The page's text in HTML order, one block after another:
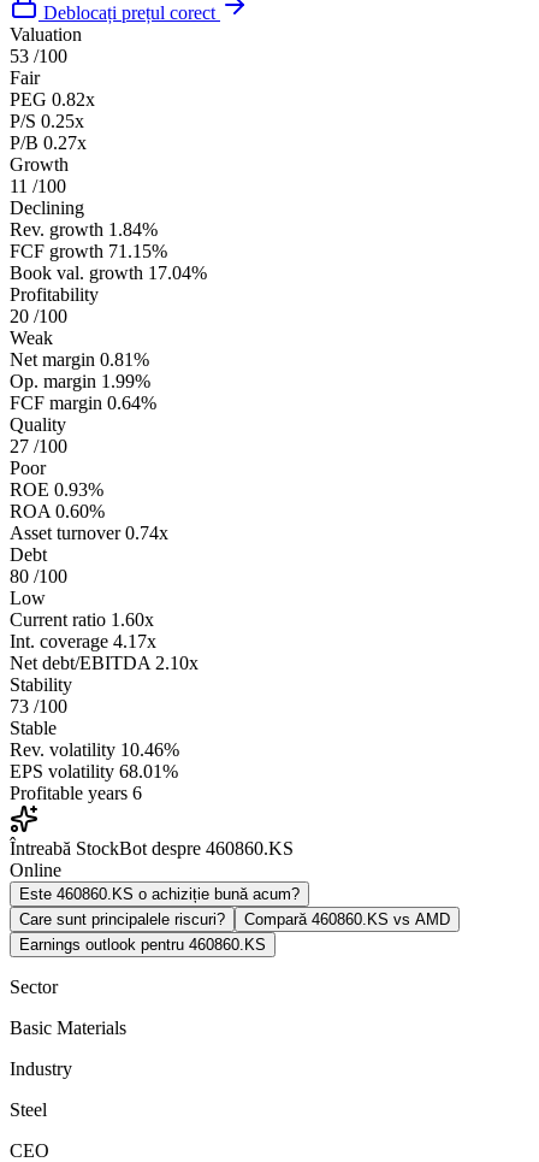
Deblocați prețul corect
Valuation
53 /100
Fair
PEG 0.82x
P/S 0.25x
P/B 0.27x
Growth
11 /100
Declining
Rev. growth 1.84%
FCF growth 71.15%
Book val. growth 17.04%
Profitability
20 /100
Weak
Net margin 0.81%
Op. margin 1.99%
FCF margin 0.64%
Quality
27 /100
Poor
ROE 0.93%
ROA 0.60%
Asset turnover 0.74x
Debt
80 /100
Low
Current ratio 1.60x
Int. coverage 4.17x
Net debt/EBITDA 2.10x
Stability
73 /100
Stable
Rev. volatility 10.46%
EPS volatility 68.01%
Profitable years 6
Întreabă StockBot despre 460860.KS
Online
Este 460860.KS o achiziție bună acum?
Care sunt principalele riscuri?
Compară 460860.KS vs AMD
Earnings outlook pentru 460860.KS
Sector
Basic Materials
Industry
Steel
CEO